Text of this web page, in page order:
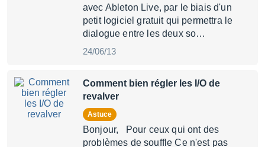
avec Ableton Live, par le biais d'un
petit logiciel gratuit qui permettra le
dialogue entre les deux so…
24/06/13
Comment bien régler les I/O de
revalver
Astuce
Bonjour, Pour ceux qui ont des
problèmes de souffle Ce n'est pas